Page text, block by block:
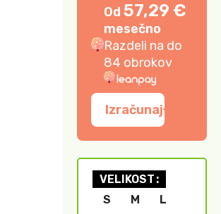
Od 57,29 €
mesečno
Razdeli na do
84 obrokov
Izračunaj
VELIKOST
S
M
L